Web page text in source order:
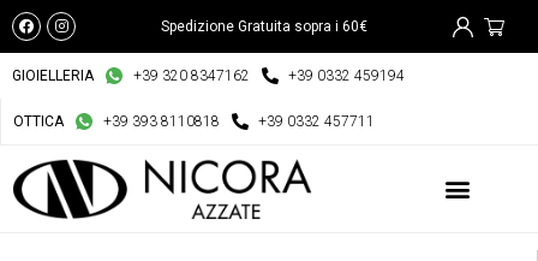
Spedizione Gratuita sopra i 60€
GIOIELLERIA +39 320 8347162 +39 0332 459194
OTTICA +39 393 8110818 +39 0332 457711